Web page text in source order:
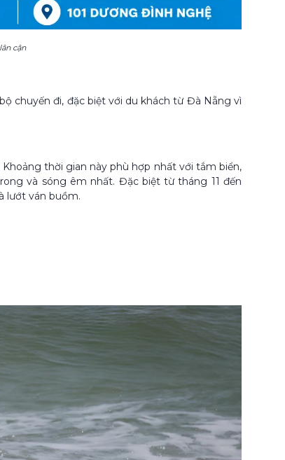
cận
chuyến đi, đặc biệt với du khách từ Đà Nẵng vì
thời gian này phù hợp nhất với tắm biển,
và sóng êm nhất. Đặc biệt từ tháng 11 đến
lướt ván buồm.